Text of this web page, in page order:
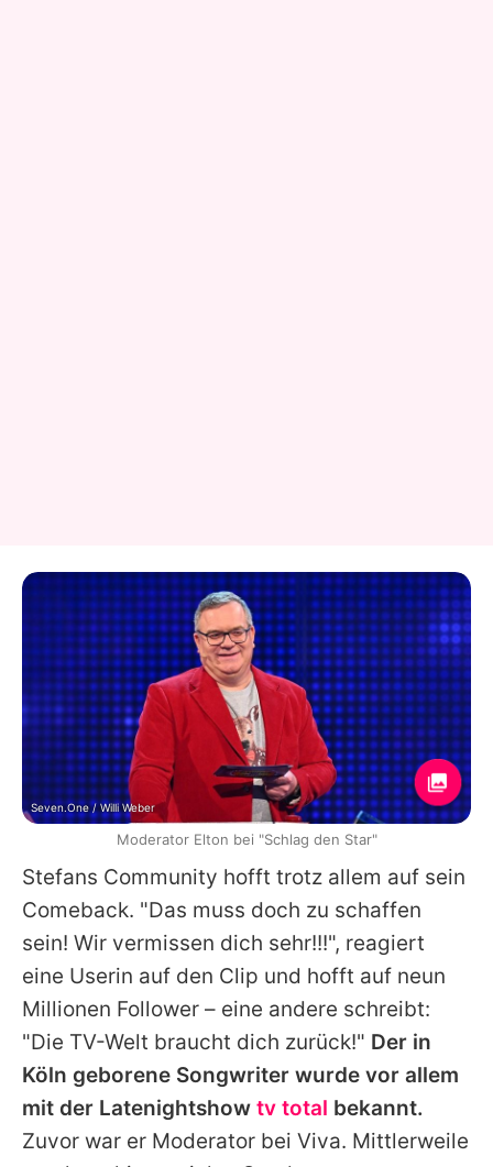
Stefans Community hofft trotz allem auf sein
Comeback. "Das muss doch zu schaffen
sein! Wir vermissen dich sehr!!!", reagiert
eine Userin auf den Clip und hofft auf neun
Millionen Follower – eine andere schreibt:
"Die TV-Welt braucht dich zurück!" Der in
Köln geborene Songwriter wurde vor allem
mit der Latenightshow tv total bekannt.
Zuvor war er Moderator bei Viva. Mittlerweile
Seven.One / Willi Weber
Moderator Elton bei "Schlag den Star"